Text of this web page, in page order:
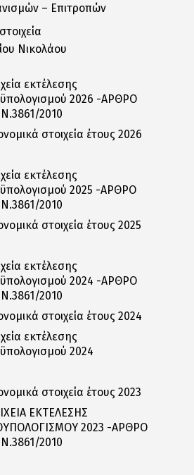
– Eπιτροπών
Νικολάου
εκτέλεσης
2026 -ΑΡΘΡΟ
2010
στοιχεία έτους 2026
εκτέλεσης
2025 -ΑΡΘΡΟ
2010
στοιχεία έτους 2025
εκτέλεσης
2024 -ΑΡΘΡΟ
2010
στοιχεία έτους 2024
εκτέλεσης
2024
στοιχεία έτους 2023
ΕΚΤΕΛΕΣΗΣ
2023 -ΑΡΘΡΟ
2010